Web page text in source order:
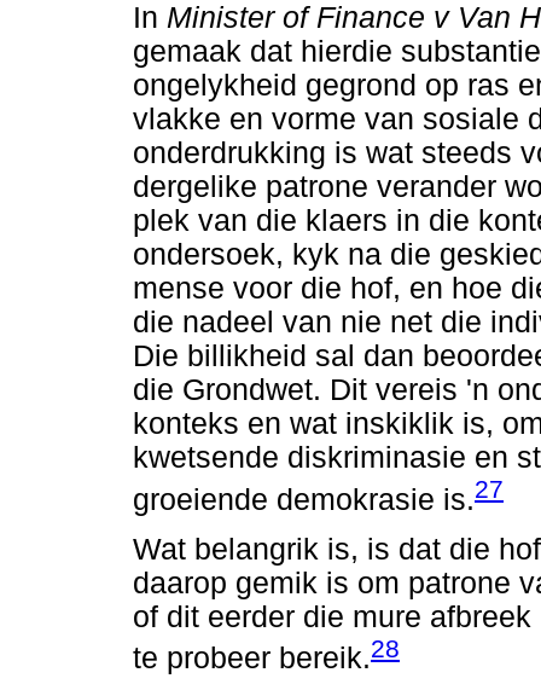
In Minister of Finance v Van
gemaak dat hierdie
ongelykheid gegrond op ras
vlakke en vorme van sosiale
onderdrukking is wat steeds
dergelike patrone verander
plek van die klaers in die
ondersoek, kyk na die
mense voor die hof, en hoe
die nadeel van nie net die
Die billikheid sal dan
die Grondwet. Dit vereis 'n
konteks en wat inskiklik is,
kwetsende diskriminasie en
groeiende demokrasie is.27
Wat belangrik is, is dat die
daarop gemik is om patrone
of dit eerder die mure
te probeer bereik.28